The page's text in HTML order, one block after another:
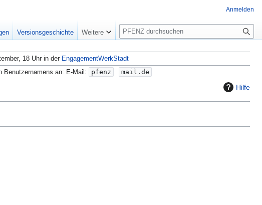
18 Uhr in der EngagementWerkStadt
Benutzernamens an: E-Mail:
pfenz mail.de
Hilfe
Anmelden
Versionsgeschichte Weitere
S
u
c
h
e